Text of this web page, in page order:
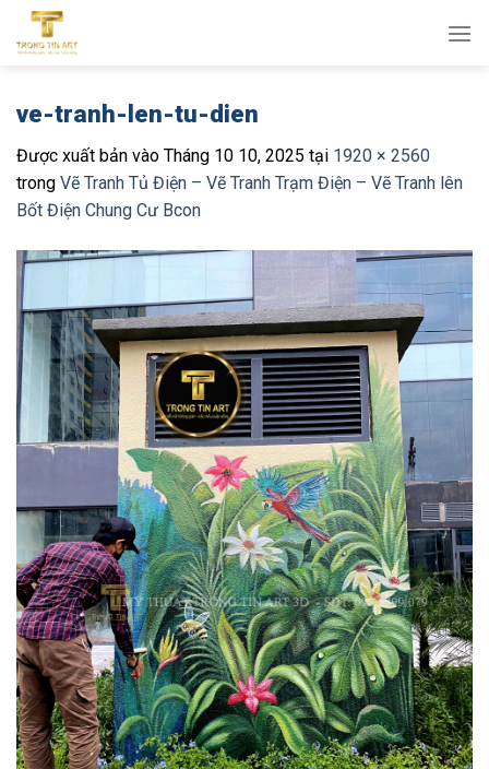
qua
ve-tranh-len-tu-dien
Được xuất bản vào Tháng 10 10, 2025 tại 1920 × 2560
trong Vẽ Tranh Tủ Điện – Vẽ Tranh Trạm Điện – Vẽ Tranh lên
Bốt Điện Chung Cư Bcon